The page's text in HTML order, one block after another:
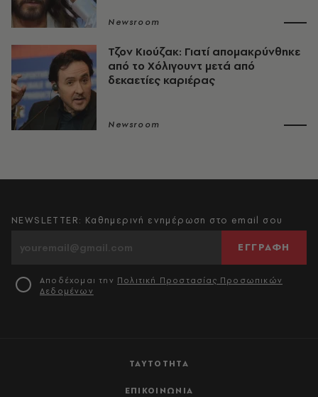
Newsroom
Τζον Κιούζακ: Γιατί απομακρύνθηκε
από το Χόλιγουντ μετά από
δεκαετίες καριέρας
Newsroom
ΤΑΥΤΟΤΗΤΑ
ΕΠΙΚΟΙΝΩΝΙΑ
NEWSLETTER: Καθημερινή ενημέρωση στο email σου
ΕΓΓΡΑΦΗ
Αποδέχομαι την Πολιτική Προστασίας Προσωπικών
Δεδομένων